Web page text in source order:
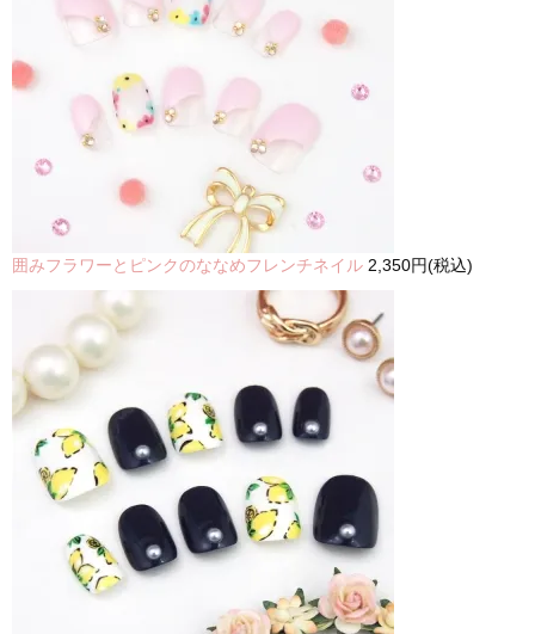
囲みフラワーとピンクのななめフレンチネイル 2,350円(税込)